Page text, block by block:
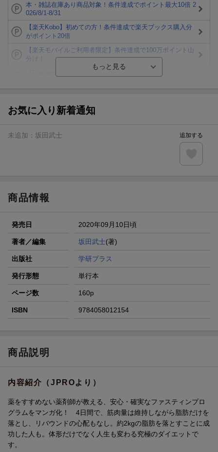
本・雑誌在庫あり商品対象！条件達成でポイント最大10倍 2
026/8/1-8/31
【楽天Kobo】初めての方！条件達成で楽天ブックス購入分
がポイント20倍
【楽天モバイルご利用者限定】条件達成で100万ポイント山
分け！
が当たる！
条件達成で楽天限定・宝塚歌劇 宙組貸切公演ペアチケット
エントリー＆条件達成で『鬼滅の刃』オリジナルきんちゃく
お気に入り新着通知
未追加： 坂田武士 追加する
商品情報
発売日 2020年09月10日頃
著者／編集 坂田武士(著)
出版社 学研プラス
発行形態 単行本
ページ数 160p
ISBN 9784058012154
商品説明
内容紹介（JPROより）
薬をすすめない薬剤師が教える、安心・確実なファスティンプロ
グラムをマンガ化！ 4日間で、筋肉量は維持しながら脂肪だけを
落とし、リバウンドの心配もなし。約2kgの脂肪を落とすことに成
功した人も。体形だけでなく人生も変わる究極のダイエットで
す。